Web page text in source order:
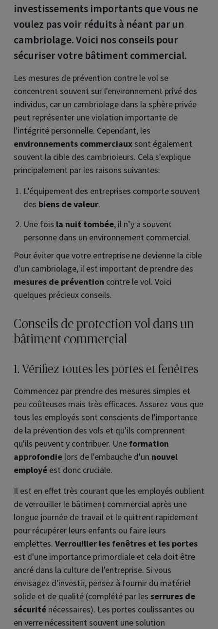
investissements importants que vous ne
voulez pas voir réduits à néant par un
cambriolage. Voici nos conseils pour
sécuriser votre bâtiment commercial.
Les mesures de prévention contre le vol se
concentrent souvent sur l'environnement privé des
individus, car un cambriolage dans la sphère privée
peut représenter une violation importante de
l'intégrité personnelle. Cependant, les
environnements commerciauxsont également
souvent la cible des cambrioleurs. Cela s'explique
principalement par les raisons suivantes:
L’équipement des entreprises comporte souvent
des biens de valeur.
Une fois la nuit tombée, il n’y a souvent
personne dans un environnement commercial.
Pour éviter que votre entreprise ne devienne la cible
d'un cambriolage, il est important de prendre des
mesures de prévention contre le vol. Voici
quelques précieux conseils.
Conseils de protection vol dans un
bâtiment commercial
1. Vérifiez toutes les portes et fenêtres
Commencez par prendre des mesures simples et
peu coûteuses mais très efficaces. Assurez-vous que
tous les employés sont conscients de l'importance
de la prévention des vols et qu'ils comprennent
qu'ils peuvent y contribuer. Une formation
approfondie lors de l'embauche d'un nouvel
employé est donc cruciale.
Il est en effet très courant que les employés oublient
de verrouiller le bâtiment commercial après une
longue journée de travail et le quittent rapidement
pour récupérer leurs enfants ou faire leurs
emplettes. Verrouiller les fenêtres et les portes
est d'une importance primordiale et cela doit être
ancré dans la culture de l'entreprise. Si vous
envisagez d'investir, pensez à fournir du matériel
solide et de qualité (complété par les serrures de
sécurité nécessaires). Les portes coulissantes ou
en verre nécessitent souvent une solution